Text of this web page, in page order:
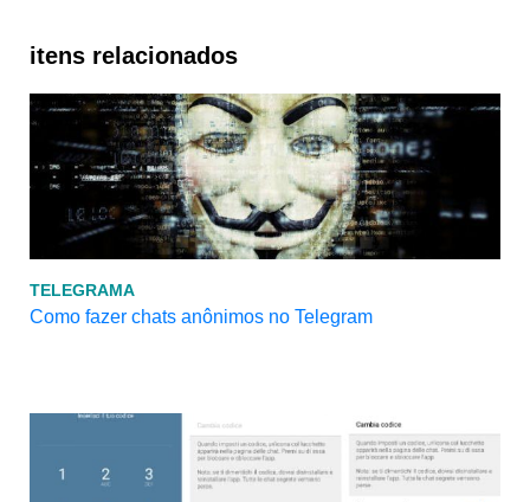
itens relacionados
TELEGRAMA
Como fazer chats anônimos no Telegram